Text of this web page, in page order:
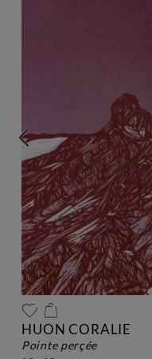
HUON CORALIE
pointe perçée